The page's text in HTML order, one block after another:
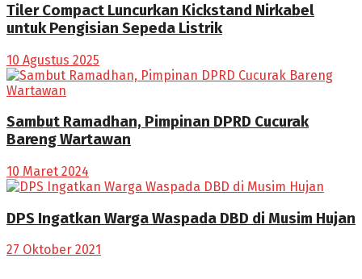
Tiler Compact Luncurkan Kickstand Nirkabel
untuk Pengisian Sepeda Listrik
10 Agustus 2025
Sambut Ramadhan, Pimpinan DPRD Cucurak
Bareng Wartawan
10 Maret 2024
DPS Ingatkan Warga Waspada DBD di Musim Hujan
27 Oktober 2021